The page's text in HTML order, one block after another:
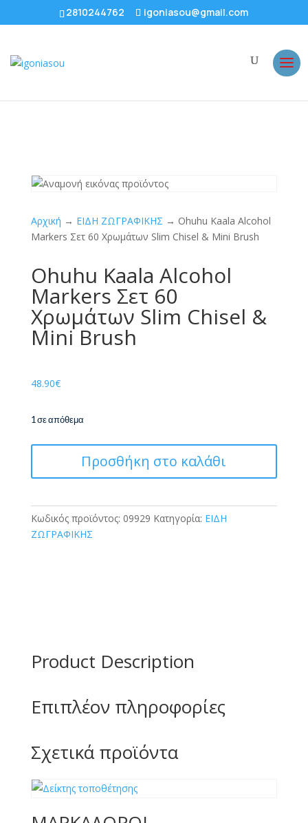
2810244762 igoniasou@gmail.com
Αρχική → ΕΙΔΗ ΖΩΓΡΑΦΙΚΗΣ → Ohuhu Kaala Alcohol
Markers Σετ 60 Χρωμάτων Slim Chisel & Mini Brush
Ohuhu Kaala Alcohol
Markers Σετ 60
Χρωμάτων Slim Chisel &
Mini Brush
48.90€
1 σε απόθεμα
Alcohol
Σετ
60
Προσθήκη στο καλάθι
Κωδικός προϊόντος: 09929 Κατηγορία: ΕΙΔΗ
ΖΩΓΡΑΦΙΚΗΣ
Product Description
Επιπλέον πληροφορίες
Σχετικά προϊόντα